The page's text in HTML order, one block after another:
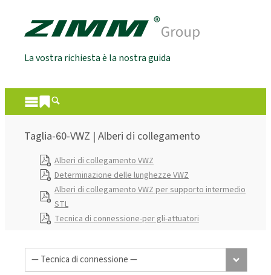
La vostra richiesta è la nostra guida
Taglia-60-VWZ | Alberi di collegamento
Alberi di collegamento VWZ
Determinazione delle lunghezze VWZ
Alberi di collegamento VWZ per supporto intermedio
STL
Tecnica di connessione-per gli-attuatori